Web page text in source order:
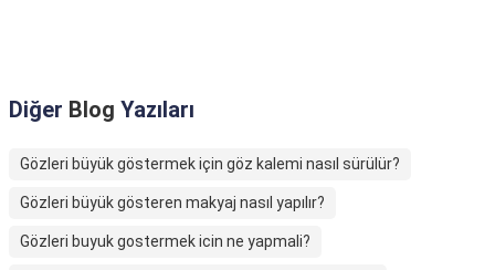
Diğer Blog Yazıları
Gözleri büyük göstermek için göz kalemi nasıl sürülür?
Gözleri büyük gösteren makyaj nasıl yapılır?
Gözleri buyuk gostermek icin ne yapmali?